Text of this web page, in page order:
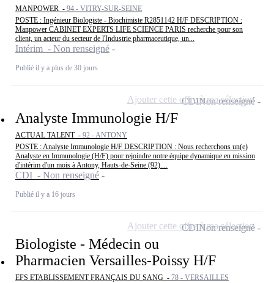
MANPOWER - 94 - VITRY-SUR-SEINE
POSTE : Ingénieur Biologiste - Biochimiste R2851142 H/F DESCRIPTION :
Manpower CABINET EXPERTS LIFE SCIENCE PARIS recherche pour son
client, un acteur du secteur de l'Industrie pharmaceutique, un...
Intérim - Non renseigné
Publié il y a plus de 30 jours
Analyste Immunologie H/F
ACTUAL TALENT - 92 - ANTONY
POSTE : Analyste Immunologie H/F DESCRIPTION : Nous recherchons un(e)
Analyste en Immunologie (H/F) pour rejoindre notre équipe dynamique en mission
d'intérim d'un mois à Antony, Hauts-de-Seine (92)....
CDI - Non renseigné
Publié il y a 16 jours
CDINon renseigné
Ajouter cette offre à ma sélection
Biologiste - Médecin ou
Pharmacien Versailles-Poissy H/F
EFS ETABLISSEMENT FRANÇAIS DU SANG - 78 - VERSAILLES
CDINon renseigné
Ajouter cette offre à ma sélection